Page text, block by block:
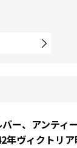
ー、アンティ
年ヴィクトリ